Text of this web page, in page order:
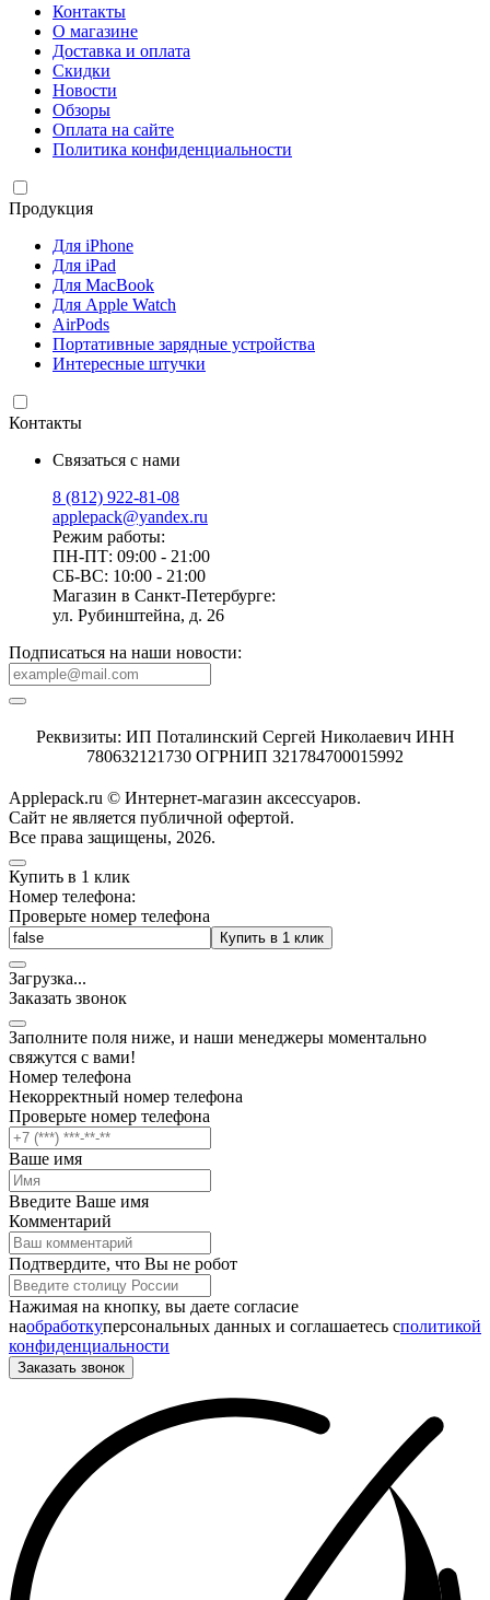
Контакты
О магазине
Доставка и оплата
Скидки
Новости
Обзоры
Оплата на сайте
Политика конфиденциальности
Продукция
Для iPhone
Для iPad
Для MacBook
Для Apple Watch
AirPods
Портативные зарядные устройства
Интересные штучки
Контакты
Связаться с нами
8 (812) 922-81-08
applepack@yandex.ru
Режим работы:
ПН-ПТ: 09:00 - 21:00
СБ-ВС: 10:00 - 21:00
Магазин в Санкт-Петербурге:
ул. Рубинштейна, д. 26
Подписаться на наши новости:
Реквизиты: ИП Поталинский Сергей Николаевич ИНН
780632121730 ОГРНИП 321784700015992
Applepack.ru © Интернет-магазин аксессуаров.
Cайт не является публичной офертой.
Все права защищены, 2026.
Купить в 1 клик
Номер телефона:
Проверьте номер телефона
Купить в 1 клик
Загрузка...
Заказать звонок
Заполните поля ниже, и наши менеджеры моментально
свяжутся с вами!
Номер телефона
Некорректный номер телефона
Проверьте номер телефона
Ваше имя
Введите Ваше имя
Комментарий
Подтвердите, что Вы не робот
Нажимая на кнопку, вы даете согласие
наобработкуперсональных данных и соглашаетесь cполитикой
конфиденциальности
Заказать звонок